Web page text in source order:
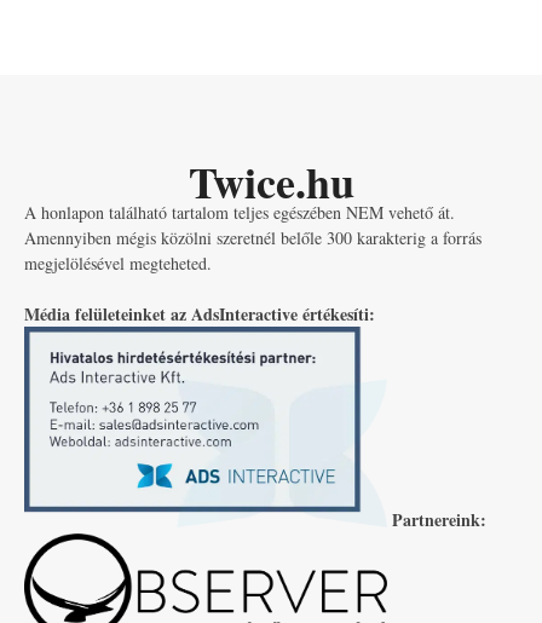
Twice.hu
A honlapon található tartalom teljes egészében NEM vehető át.
Amennyiben mégis közölni szeretnél belőle 300 karakterig a forrás
megjelölésével megteheted.
Média felületeinket az AdsInteractive értékesíti:
Partnereink: